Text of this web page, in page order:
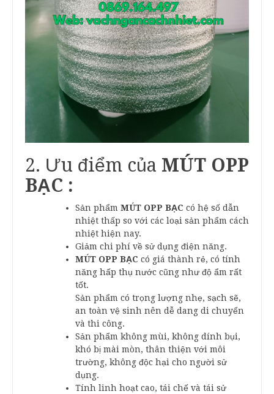
2. Ưu điểm của MÚT OPP
BẠC :
Sản phẩm MÚT OPP BẠC có hệ số dẫn
nhiệt thấp so với các loại sản phẩm cách
nhiệt hiện nay.
Giảm chi phí về sử dụng điện năng.
MÚT OPP BẠC có giá thành rẻ, có tính
năng hấp thụ nước cũng như độ ẩm rất
tốt.
Sản phẩm có trọng lượng nhẹ, sạch sẽ,
an toàn vệ sinh nên dễ dang di chuyển
và thi công.
Sản phẩm không mùi, không dính bụi,
khó bị mài mòn, thân thiện với môi
trường, không độc hại cho người sử
dụng.
Tính linh hoạt cao, tái chế và tái sử